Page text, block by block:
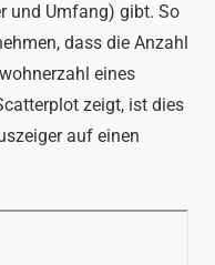
und Umfang) gibt. So
dass die Anzahl
eines
zeigt, ist dies
auf einen